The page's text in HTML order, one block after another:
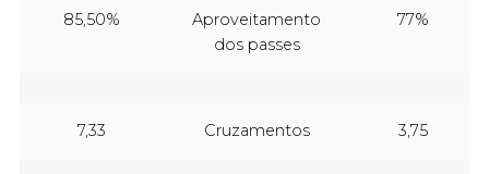
85,50%
Aproveitamento
dos passes
77%
7,33 Cruzamentos 3,75